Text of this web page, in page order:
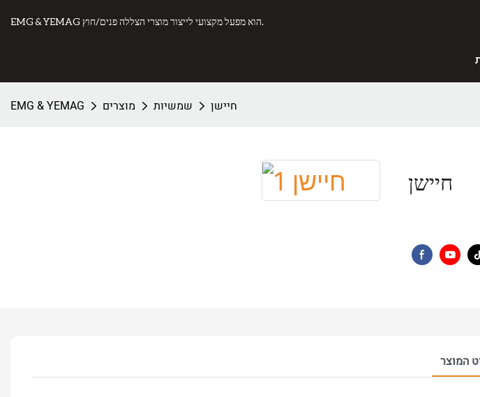
EMG & YEMAG הוא מפעל מקצועי לייצור מוצרי הצללה פנים/חוץ.
EMG & YEMAG מוצרים שמשיות חיישן
חיישן
המוצר